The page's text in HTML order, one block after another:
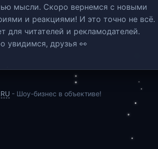
мысли. Скоро вернемся c новыми
и реакциями! И это точно не всё.
для читателей и рекламодателей.
увидимся, друзья 👀
- Шоу-бизнес в объективе!